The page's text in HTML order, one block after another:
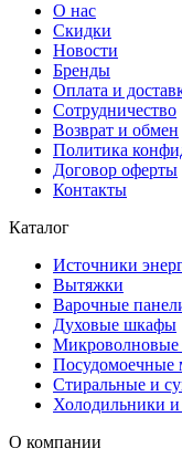
О нас
Скидки
Новости
Бренды
Оплата и
Сотрудничество
Возврат и обмен
Политика
Договор оферты
Контакты
Каталог
Источники
Вытяжки
Варочные
Духовые шкафы
Микроволновые
Стиральные и
Холодильники
О компании